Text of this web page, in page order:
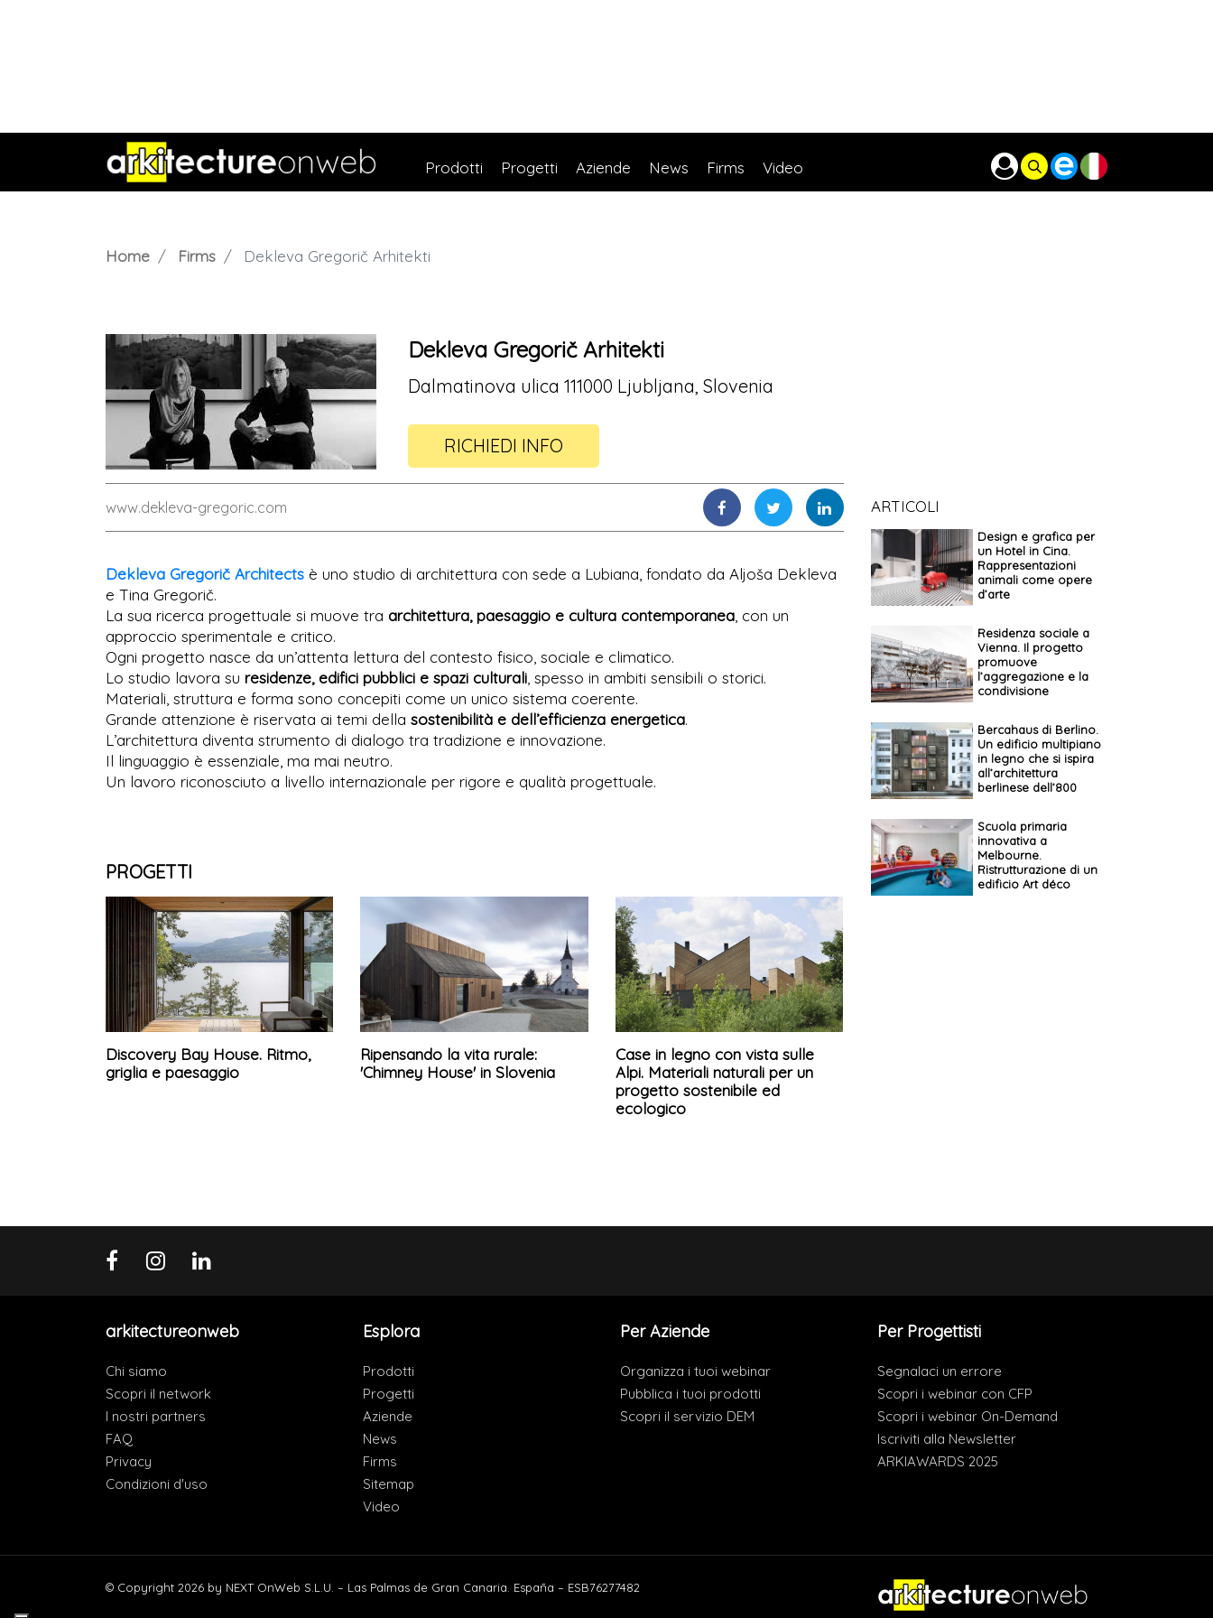
Prodotti Progetti Aziende News Firms Video
Home Firms Dekleva Gregorič Arhitekti
Dekleva Gregorič Arhitekti
Dalmatinova ulica 111000 Ljubljana, Slovenia
RICHIEDI INFO
www.dekleva-gregoric.com
Dekleva Gregorič Architects è uno studio di architettura con sede a Lubiana, fondato da Aljoša Dekleva
e Tina Gregorič.
La sua ricerca progettuale si muove tra architettura, paesaggio e cultura contemporanea , con un
approccio sperimentale e critico.
Ogni progetto nasce da un’attenta lettura del contesto fisico, sociale e climatico.
Lo studio lavora su residenze, edifici pubblici e spazi culturali , spesso in ambiti sensibili o storici.
Materiali, struttura e forma sono concepiti come un unico sistema coerente.
Grande attenzione è riservata ai temi della sostenibilità e dell’efficienza energetica.
L’architettura diventa strumento di dialogo tra tradizione e innovazione.
Il linguaggio è essenziale, ma mai neutro.
Un lavoro riconosciuto a livello internazionale per rigore e qualità progettuale.
PROGETTI
Discovery Bay House. Ritmo,
griglia e paesaggio
Ripensando la vita rurale:
'Chimney House' in Slovenia
Case in legno con vista sulle
Alpi. Materiali naturali per un
progetto sostenibile ed
ecologico
ARTICOLI
Design e grafica per
un Hotel in Cina.
Rappresentazioni
animali come opere
d’arte
Residenza sociale a
Vienna. Il progetto
promuove
l’aggregazione e la
condivisione
Bercahaus di Berlino.
Un edificio multipiano
in legno che si ispira
all’architettura
berlinese dell’800
Scuola primaria
innovativa a
Melbourne.
Ristrutturazione di un
edificio Art déco
arkitectureonweb
Chi siamo
Scopri il network
I nostri partners
FAQ
Privacy
Condizioni d'uso
Esplora
Prodotti
Progetti
Aziende
News
Firms
Sitemap
Video
Per Aziende
Organizza i tuoi webinar
Pubblica i tuoi prodotti
Scopri il servizio DEM
Per Progettisti
Segnalaci un errore
Scopri i webinar con CFP
Scopri i webinar On-Demand
Iscriviti alla Newsletter
ARKIAWARDS 2025
© Copyright 2026 by NEXT OnWeb S.L.U. – Las Palmas de Gran Canaria. España – ESB76277482